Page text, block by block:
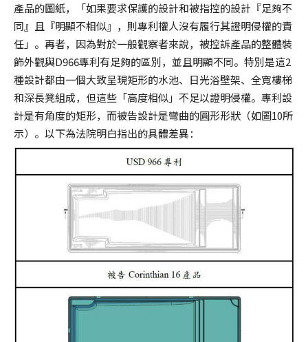
產品的圖紙，「如果要求保護的設計和被指控的設計『足夠不
同』且『明顯不相似』，則專利權人沒有履行其證明侵權的責
任」。再者，因為對於一般觀察者來說，被控訴產品的整體裝
飾外觀與D966專利有足夠的區別，並且明顯不同。特別是這2
種設計都由一個大致呈現矩形的水池、日光浴壁架、全寬樓梯
和深長凳組成，但這些「高度相似」不足以證明侵權。專利設
計是有角度的矩形，而被告設計是彎曲的圓形形狀（如圖10所
示）。以下為法院明白指出的具體差異：